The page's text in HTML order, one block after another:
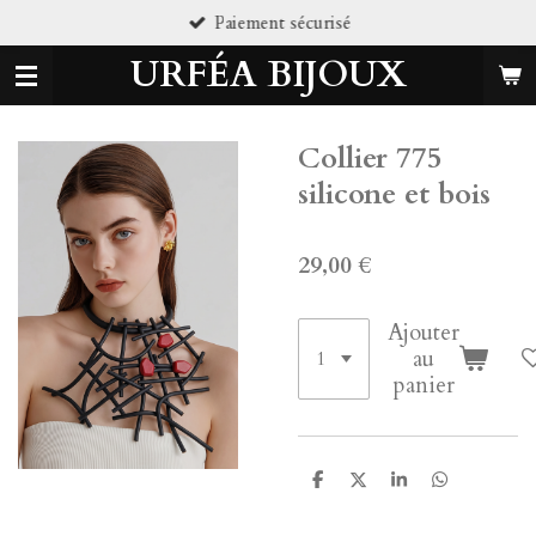
au
contenu
principal
URFÉA BIJOUX
Collier 775
silicone et bois
29,00 €
Ajouter
au
panier
P
P
P
P